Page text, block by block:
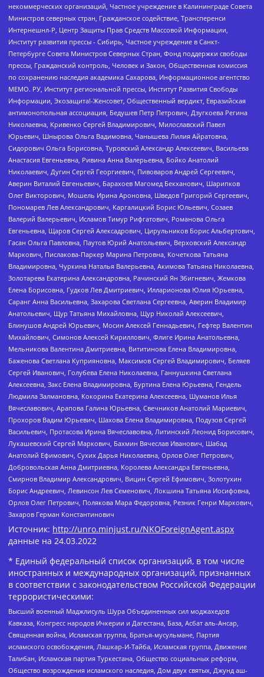
некоммерческих организаций, Частное учреждение в Калининграде Совета
Министров северных стран, Гражданское содействие, Трансперенси
Интернешнл-Р, Центр Защиты Прав Средств Массовой Информации,
Институт развития прессы - Сибирь, Частное учреждение в Санкт-
Петербурге Совета Министров Северных Стран, Фонд поддержки свободы
прессы, Гражданский контроль, Человек и Закон, Общественная комиссия
по сохранению наследия академика Сахарова, Информационное агентство
МЕМО. РУ, Институт региональной прессы, Институт Развития Свободы
Информации, Экозащита!-Женсовет, Общественный вердикт, Евразийская
антимонопольная ассоциация, Бедушев Петр Петрович, Дзугкоева Регина
Николаевна, Кривенко Сергей Владимирович, Милославский Павел
Юрьевич, Шнырова Ольга Вадимовна, Чанышева Лилия Айратовна,
Сидорович Ольга Борисовна, Туровский Александр Алексеевич, Васильева
Анастасия Евгеньевна, Ривина Анна Валерьевна, Бойко Анатолий
Николаевич, Дугин Сергей Георгиевич, Пивоваров Андрей Сергеевич,
Аверин Виталий Евгеньевич, Барахоев Магомед Бекханович, Шарипков
Олег Викторович, Мошель Ирина Ароновна, Шведов Григорий Сергеевич,
Пономарев Лев Александрович, Каргалицкий Борис Юльевич, Созаев
Валерий Валерьевич, Исламов Тимур Рифгатович, Романова Ольга
Евгеньевна, Щаров Сергей Алексадрович, Цирульников Борис Альбертович,
Гасан Ольга Павловна, Паутов Юрий Анатольевич, Верховский Александр
Маркович, Пислакова-Паркер Марина Петровна, Кочеткова Татьяна
Владимировна, Чуркина Наталья Валерьевна, Акимова Татьяна Николаевна,
Золотарева Екатерина Александровна, Рачинский Ян Збигневич, Жемкова
Елена Борисовна, Гудков Лев Дмитриевич, Илларионова Юлия Юрьевна,
Саранг Анна Васильевна, Захарова Светлана Сергеевна, Аверин Владимир
Анатольевич, Щур Татьяна Михайловна, Щур Николай Алексеевич,
Блинушов Андрей Юрьевич, Мосин Алексей Геннадьевич, Гефтер Валентин
Михайлович, Симонов Алексей Кириллович, Флиге Ирина Анатольевна,
Мельникова Валентина Дмитриевна, Вититинова Елена Владимировна,
Баженова Светлана Куприяновна, Максимов Сергей Владимирович, Беляев
Сергей Иванович, Голубева Елена Николаевна, Ганнушкина Светлана
Алексеевна, Закс Елена Владимировна, Буртина Елена Юрьевна, Гендель
Людмила Залмановна, Кокорина Екатерина Алексеевна, Шуманов Илья
Вячеславович, Арапова Галина Юрьевна, Свечников Анатолий Мариевич,
Прохоров Вадим Юрьевич, Шахова Елена Владимировна, Подузов Сергей
Васильевич, Протасова Ирина Вячеславовна, Литинский Леонид Борисович,
Лукашевский Сергей Маркович, Бахмин Вячеслав Иванович, Шабад
Анатолий Ефимович, Сухих Дарья Николаевна, Орлов Олег Петрович,
Добровольская Анна Дмитриевна, Королева Александра Евгеньевна,
Смирнов Владимир Александрович, Вицин Сергей Ефимович, Золотухин
Борис Андреевич, Левинсон Лев Семенович, Локшина Татьяна Иосифовна,
Орлов Олег Петрович, Полякова Мара Федоровна, Резник Генри Маркович,
Захаров Герман Константинович
Источник: http://unro.minjust.ru/NKOForeignAgent.aspx
данные на 24.03.2022
* Единый федеральный список организаций, в том числе
иностранных и международных организаций, признанных
в соответствии с законодательством Российской Федерации
террористическими:
Высший военный Маджлисуль Шура Объединенных сил моджахедов
Кавказа, Конгресс народов Ичкерии и Дагестана, База, Асбат аль-Ансар,
Священная война, Исламская группа, Братья-мусульмане, Партия
исламского освобождения, Лашкар-И-Тайба, Исламская группа, Движение
Талибан, Исламская партия Туркестана, Общество социальных реформ,
Общество возрождения исламского наследия, Дом двух святых, Джунд аш-